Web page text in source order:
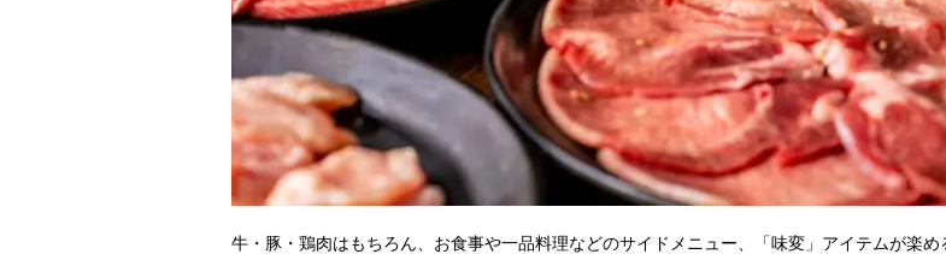
牛・豚・鶏肉はもちろん、お食事や一品料理などのサイドメニュー、「味変」アイテムが楽め